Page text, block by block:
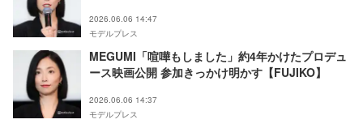
2026.06.06 14:47
モデルプレス
MEGUMI「喧嘩もしました」約4年かけたプロデュ
ース映画公開 参加きっかけ明かす【FUJIKO】
2026.06.06 14:37
モデルプレス